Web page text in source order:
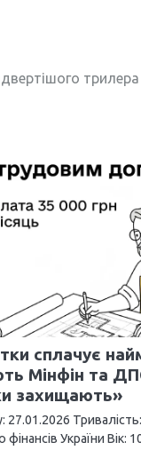
сплачує
Мінфін та
захищають»
27.01.2026
фінансів України Вік: